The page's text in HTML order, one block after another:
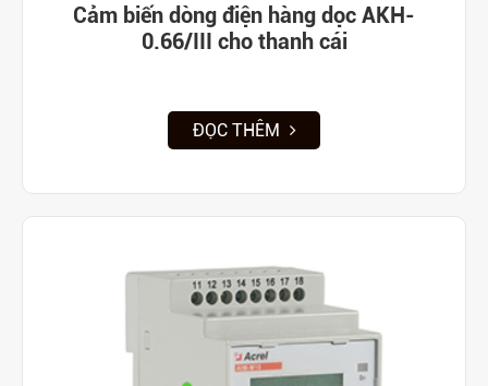
Cảm biến dòng điện hàng dọc AKH-
0.66/III cho thanh cái
ĐỌC THÊM